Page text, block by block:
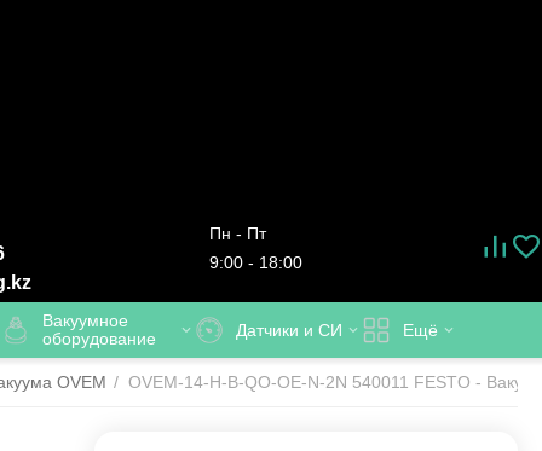
Пн - Пт
9:00 - 18:00
Вакуумное
оборудование
Датчики и СИ Ещё
OVEM / OVEM-14-H-B-QO-OE-N-2N 540011 FESTO -